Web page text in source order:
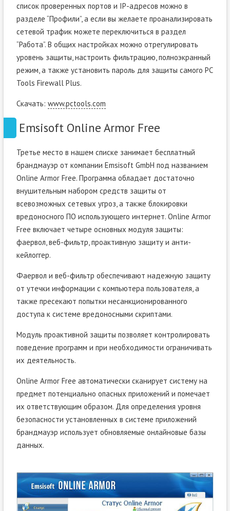
список проверенных портов и IP-адресов можно в
разделе “Профили”, а если вы желаете проанализировать
сетевой трафик можете переключиться в раздел
“Работа”. В общих настройках можно отрегулировать
уровень защиты, настроить фильтрацию, полноэкранный
режим, а также установить пароль для защиты самого PC
Tools Firewall Plus.
Скачать: www.pctools.com
Emsisoft Online Armor Free
Третье место в нашем списке занимает бесплатный
брандмауэр от компании Emsisoft GmbH под названием
Online Armor Free. Программа обладает достаточно
внушительным набором средств защиты от
всевозможных сетевых угроз, а также блокировки
вредоносного ПО использующего интернет. Online Armor
Free включает четыре основных модуля защиты:
фаервол, веб-фильтр, проактивную защиту и анти-
кейлоггер.
Фаервол и веб-фильтр обеспечивают надежную защиту
от утечки информации с компьютера пользователя, а
также пресекают попытки несанкционированного
доступа к системе вредоносными скриптами.
Модуль проактивной защиты позволяет контролировать
поведение программ и при необходимости ограничивать
их деятельность.
Online Armor Free автоматически сканирует систему на
предмет потенциально опасных приложений и помечает
их ответствующим образом. Для определения уровня
безопасности установленных в системе приложений
брандмауэр использует обновляемые онлайновые базы
данных.